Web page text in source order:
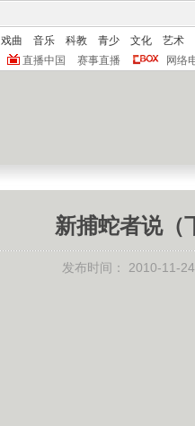
戏曲 音乐 科教 青少 文化
艺术
直播中国 赛事直播 网络
新捕蛇者说（
发布时间： 2010-11-